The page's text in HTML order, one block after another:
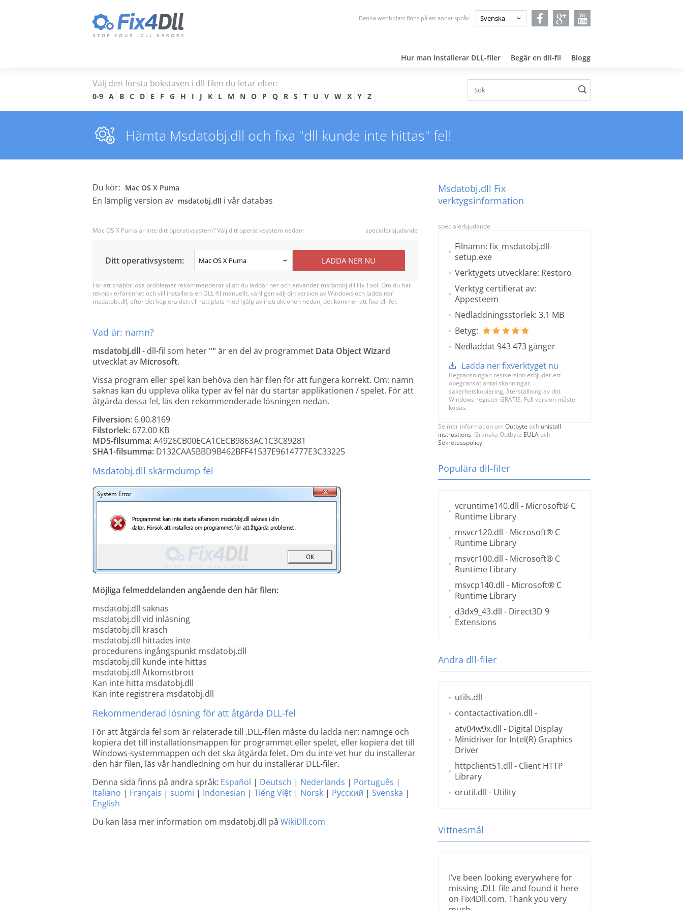
Denna webbplats finns på ett annat språk:
Hur man installerar DLL-filer Begär en dll-fil Blogg
Välj den första bokstaven i dll-filen du letar efter:
0-9 A B C D E F G H I J K L M N O P Q R S T U V W X Y Z
Hämta Msdatobj.dll och fixa "dll kunde inte hittas" fel!
Du kör: Mac OS X Puma
En lämplig version av msdatobj.dll i vår databas
Mac OS X Puma är inte ditt operativsystem? Välj ditt operativsystem nedan: specialerbjudande
Ditt operativsystem: LADDA NER NU
För att snabbt lösa problemet rekommenderar vi att du laddar ner och använder msdatobj.dll Fix Tool. Om du har
teknisk erfarenhet och vill installera en DLL-fil manuellt, vänligen välj din version av Windows och ladda ner
msdatobj.dll, efter det kopiera den till rätt plats med hjälp av instruktionen nedan, det kommer att fixa dll-fel.
Vad är: namn?
msdatobj.dll- dll-fil som heter "" är en del av programmet Data Object Wizard
utvecklat av Microsoft.
Vissa program eller spel kan behöva den här filen för att fungera korrekt. Om: namn
saknas kan du uppleva olika typer av fel när du startar applikationen / spelet. För att
åtgärda dessa fel, läs den rekommenderade lösningen nedan.
Filversion: 6.00.8169
Filstorlek: 672.00 KB
MD5-filsumma:A4926CB00ECA1CECB9863AC1C3C89281
SHA1-filsumma: D132CAA5BBD9B462BFF41537E9614777E3C33225
Msdatobj.dll skärmdump fel
Möjliga felmeddelanden angående den här filen:
msdatobj.dll saknas
msdatobj.dll vid inläsning
msdatobj.dll krasch
msdatobj.dll hittades inte
procedurens ingångspunkt msdatobj.dll
msdatobj.dll kunde inte hittas
msdatobj.dll Åtkomstbrott
Kan inte hitta msdatobj.dll
Kan inte registrera msdatobj.dll
Rekommenderad lösning för att åtgärda DLL-fel
För att åtgärda fel som är relaterade till .DLL-filen måste du ladda ner: namnge och
kopiera det till installationsmappen för programmet eller spelet, eller kopiera det till
Windows-systemmappen och det ska åtgärda felet. Om du inte vet hur du installerar
den här filen, läs vår handledning om hur du installerar DLL-filer.
Denna sida finns på andra språk: Español | Deutsch | Nederlands | Português |
Italiano | Français | suomi | Indonesian | Tiếng Việt | Norsk | Русский | Svenska |
English
Du kan läsa mer information om msdatobj.dll på WikiDll.com
Msdatobj.dll Fix
verktygsinformation
specialerbjudande
Filnamn: fix_msdatobj.dll-
setup.exe
Verktygets utvecklare: Restoro
Verktyg certifierat av:
Appesteem
Nedladdningsstorlek: 3.1 MB
Betyg:
Nedladdat 943 473 gånger
Ladda ner fixverktyget nu
Begränsningar: testversion erbjuder ett
obegränsat antal skanningar,
säkerhetskopiering, återställning av ditt
Windows-register GRATIS. Full version måste
köpas.
Se mer information om Outbyte och unistall
instrustions. Granska Outbyte EULAoch
Sekretesspolicy
Populära dll-filer
vcruntime140.dll - Microsoft® C
Runtime Library
msvcr120.dll - Microsoft® C
Runtime Library
msvcr100.dll - Microsoft® C
Runtime Library
msvcp140.dll - Microsoft® C
Runtime Library
d3dx9_43.dll - Direct3D 9
Extensions
Andra dll-filer
utils.dll -
contactactivation.dll -
atv04w9x.dll - Digital Display
Minidriver for Intel(R) Graphics
Driver
httpclient51.dll - Client HTTP
Library
orutil.dll - Utility
Vittnesmål
I’ve been looking everywhere for
missing .DLL file and found it here
on Fix4Dll.com. Thank you very